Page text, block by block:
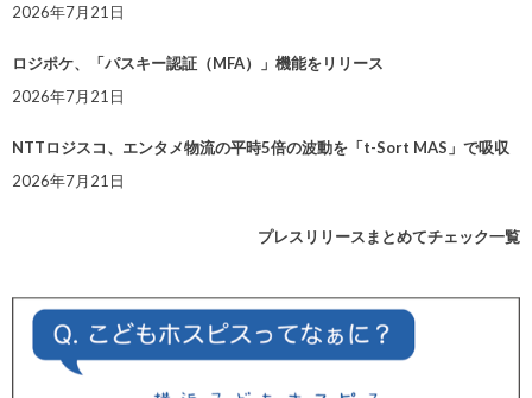
2026年7月21日
ロジポケ、「パスキー認証（MFA）」機能をリリース
2026年7月21日
NTTロジスコ、エンタメ物流の平時5倍の波動を「t-Sort MAS」で吸収
2026年7月21日
プレスリリースまとめてチェック一覧